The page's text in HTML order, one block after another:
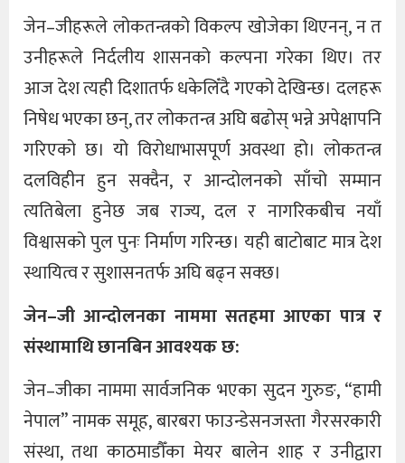
जेन–जीहरूले लोकतन्त्रको विकल्प खोजेका थिएनन्, न त
उनीहरूले निर्दलीय शासनको कल्पना गरेका थिए। तर
आज देश त्यही दिशातर्फ धकेलिँदै गएको देखिन्छ। दलहरू
निषेध भएका छन्, तर लोकतन्त्र अघि बढोस् भन्ने अपेक्षापनि
गरिएको छ। यो विरोधाभासपूर्ण अवस्था हो। लोकतन्त्र
दलविहीन हुन सक्दैन, र आन्दोलनको साँचो सम्मान
त्यतिबेला हुनेछ जब राज्य, दल र नागरिकबीच नयाँ
विश्वासको पुल पुनः निर्माण गरिन्छ। यही बाटोबाट मात्र देश
स्थायित्व र सुशासनतर्फ अघि बढ्न सक्छ।
जेन–जी आन्दोलनका नाममा सतहमा आएका पात्र र
संस्थामाथिछानबिनआवश्यक छ:
जेन–जीका नाममा सार्वजनिक भएका सुदन गुरुङ, “हामी
नेपाल” नामक समूह, बारबरा फाउन्डेसनजस्ता गैरसरकारी
संस्था, तथा काठमाडौँका मेयर बालेन शाह र उनीद्वारा